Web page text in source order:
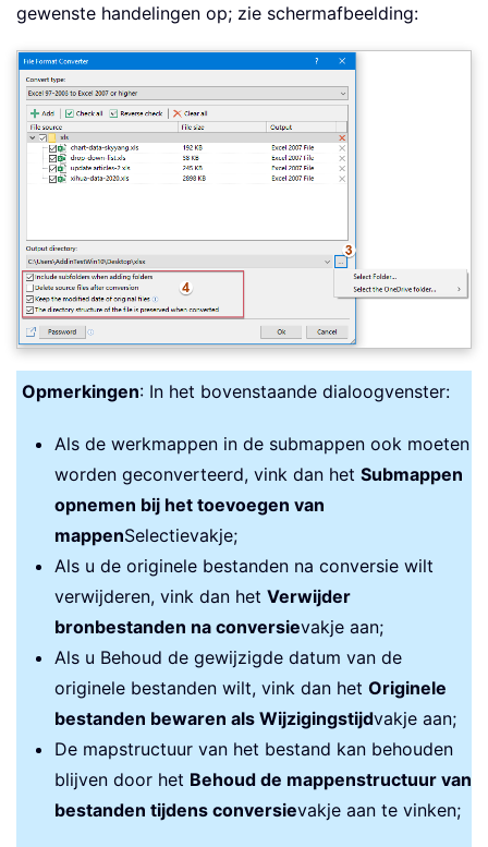
gewenste handelingen op; zie schermafbeelding:
Opmerkingen: In het bovenstaande dialoogvenster:
Als de werkmappen in de submappen ook moeten
worden geconverteerd, vink dan het Submappen
opnemen bij het toevoegen van
mappenSelectievakje;
Als u de originele bestanden na conversie wilt
verwijderen, vink dan het Verwijder
bronbestanden na conversievakje aan;
Als u Behoud de gewijzigde datum van de
originele bestanden wilt, vink dan het Originele
bestanden bewaren als Wijzigingstijdvakje aan;
De mapstructuur van het bestand kan behouden
blijven door het Behoud de mappenstructuur van
bestanden tijdens conversievakje aan te vinken;